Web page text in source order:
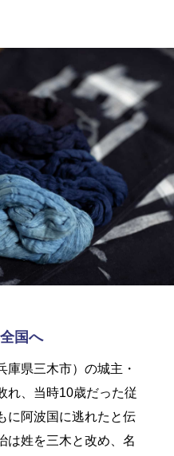
国へ
庫県三木市）の城主・
れ、当時10歳だった従
に阿波国に逃れたと伝
は姓を三木と改め、名